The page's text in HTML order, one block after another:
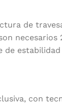
de
necesarios
de
con